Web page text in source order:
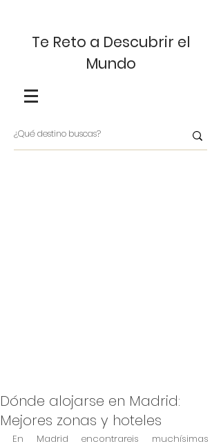
Te Reto a Descubrir el
Mundo
Dónde alojarse en Madrid:
Mejores zonas y hoteles
En Madrid encontrareis muchísimas